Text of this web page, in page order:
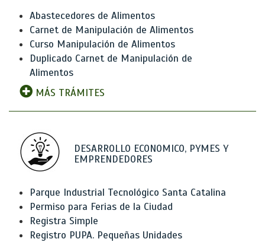
Abastecedores de Alimentos
Carnet de Manipulación de Alimentos
Curso Manipulación de Alimentos
Duplicado Carnet de Manipulación de
Alimentos
MÁS TRÁMITES
DESARROLLO ECONOMICO, PYMES Y
EMPRENDEDORES
Parque Industrial Tecnológico Santa Catalina
Permiso para Ferias de la Ciudad
Registra Simple
Registro PUPA. Pequeñas Unidades